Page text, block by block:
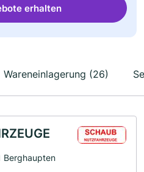
erhalten
Wareneinlagerung (26)
Berghaupten